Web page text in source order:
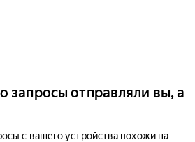
запросы отправляли вы, а
с вашего устройства похожи на